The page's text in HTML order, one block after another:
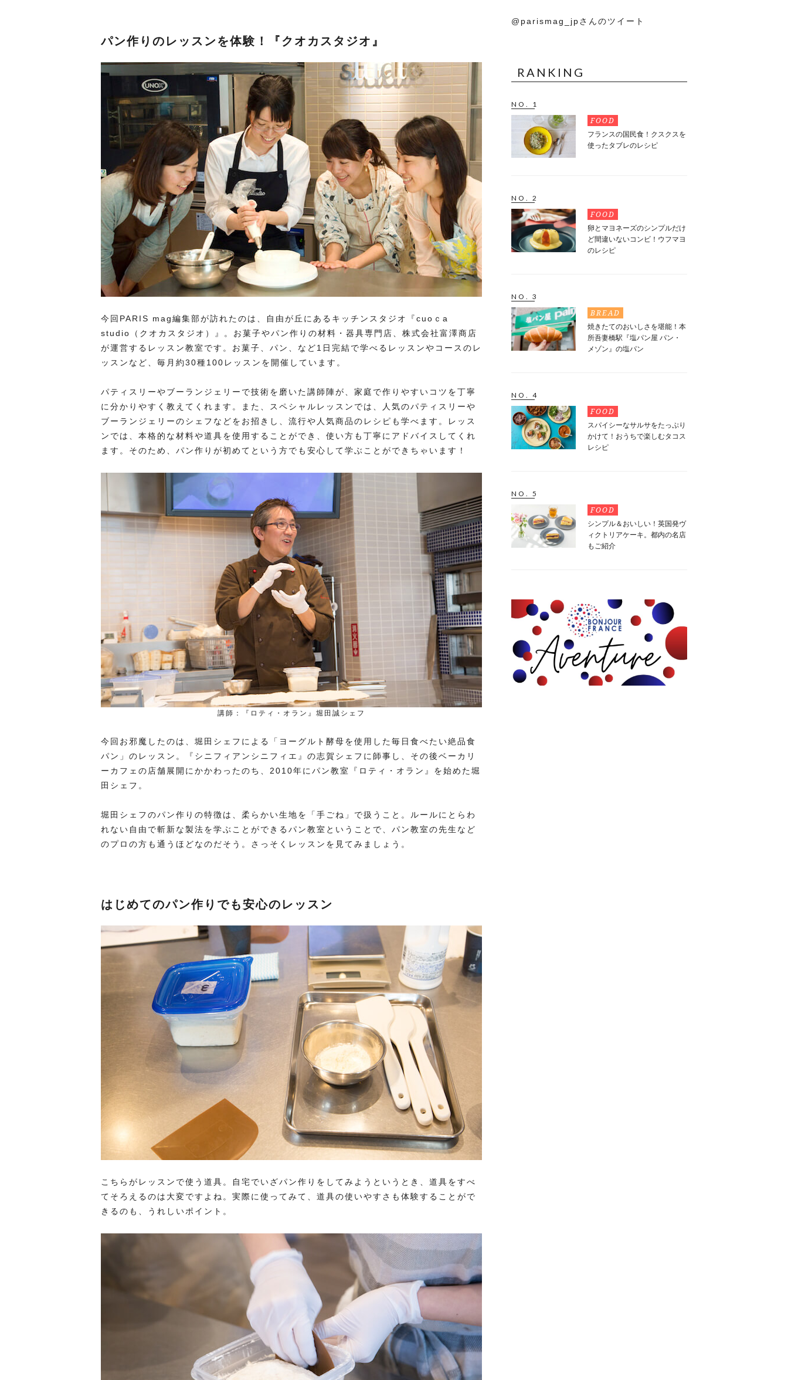
パン作りのレッスンを体験！『クオカスタジオ』
今回PARIS mag編集部が訪れたのは、自由が丘にあるキッチンスタジオ『cuoｃa
studio（クオカスタジオ）』。お菓子やパン作りの材料・器具専門店、株式会社富澤商店
が運営するレッスン教室です。お菓子、パン、など1日完結で学べるレッスンやコースのレ
ッスンなど、毎月約30種100レッスンを開催しています。
パティスリーやブーランジェリーで技術を磨いた講師陣が、家庭で作りやすいコツを丁寧
に分かりやすく教えてくれます。また、スペシャルレッスンでは、人気のパティスリーや
ブーランジェリーのシェフなどをお招きし、流行や人気商品のレシピも学べます。レッス
ンでは、本格的な材料や道具を使用することができ、使い方も丁寧にアドバイスしてくれ
ます。そのため、パン作りが初めてという方でも安心して学ぶことができちゃいます！
講師：『ロティ・オラン』堀田誠シェフ
今回お邪魔したのは、堀田シェフによる「ヨーグルト酵母を使用した毎日食べたい絶品食
パン」のレッスン。『シニフィアンシニフィエ』の志賀シェフに師事し、その後ベーカリ
ーカフェの店舗展開にかかわったのち、2010年にパン教室『ロティ・オラン』を始めた堀
田シェフ。
堀田シェフのパン作りの特徴は、柔らかい生地を「手ごね」で扱うこと。ルールにとらわ
れない自由で斬新な製法を学ぶことができるパン教室ということで、パン教室の先生など
のプロの方も通うほどなのだそう。さっそくレッスンを見てみましょう。
はじめてのパン作りでも安心のレッスン
こちらがレッスンで使う道具。自宅でいざパン作りをしてみようというとき、道具をすべ
てそろえるのは大変ですよね。実際に使ってみて、道具の使いやすさも体験することがで
きるのも、うれしいポイント。
@parismag_jpさんのツイート
RANKING
NO. 1
FOOD
フランスの国民食！クスクスを
使ったタブレのレシピ
NO. 2
FOOD
卵とマヨネーズのシンプルだけ
ど間違いないコンビ！ウフマヨ
のレシピ
NO. 3
BREAD
焼きたてのおいしさを堪能！本
所吾妻橋駅『塩パン屋 パン・
メゾン』の塩パン
NO. 4
FOOD
スパイシーなサルサをたっぷり
かけて！おうちで楽しむタコス
レシピ
NO. 5
FOOD
シンプル＆おいしい！英国発ヴ
ィクトリアケーキ。都内の名店
もご紹介